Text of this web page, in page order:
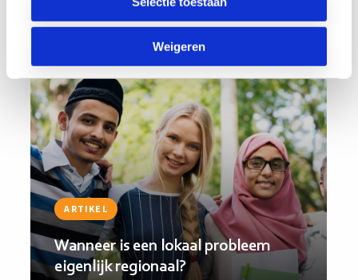
Weigeren
ARTIKEL
Wanneer is een lokaal probleem
eigenlijk regionaal?